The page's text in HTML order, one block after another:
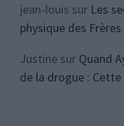
jean-louis sur Les
physique des
Justinesur Quand
de la drogue :